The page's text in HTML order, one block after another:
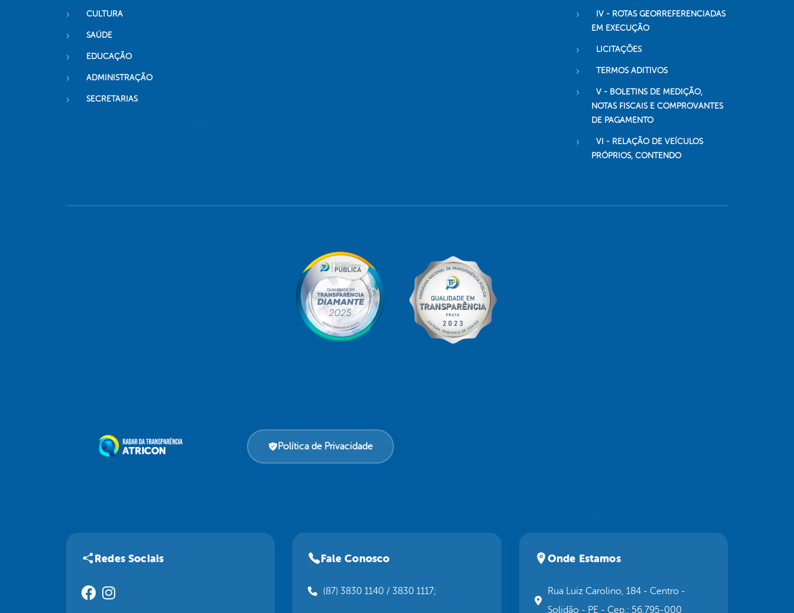
CULTURA
SAÚDE
EDUCAÇÃO
ADMINISTRAÇÃO
SECRETARIAS
IV - ROTAS GEORREFERENCIADAS
EM EXECUÇÃO
LICITAÇÕES
TERMOS ADITIVOS
V - BOLETINS DE MEDIÇÃO,
NOTAS FISCAIS E COMPROVANTES
DE PAGAMENTO
VI - RELAÇÃO DE VEÍCULOS
PRÓPRIOS, CONTENDO
Política de Privacidade
Redes Sociais Fale Conosco
(87) 3830 1140 / 3830 1117;
Onde Estamos
Rua Luiz Carolino, 184 - Centro -
Solidão - PE - Cep.: 56.795-000